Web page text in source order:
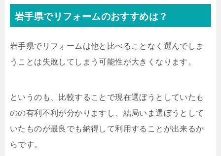
岩手県でリフォームのおすすめは？
岩手県でリフォームは他と比べることなく選んでしま
うことは失敗してしまう可能性が大きくなります。
というのも、比較することで現在選ぼうとしていたも
のの有利不利が分かりますし、結局いま選ぼうとして
いたものが最良でも納得して利用することが出来るか
らです。